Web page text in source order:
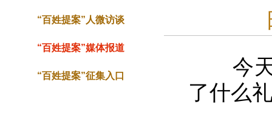
“百姓提案”人微访谈
“百姓提案”媒体报道
“百姓提案”征集入口
今天
了什么